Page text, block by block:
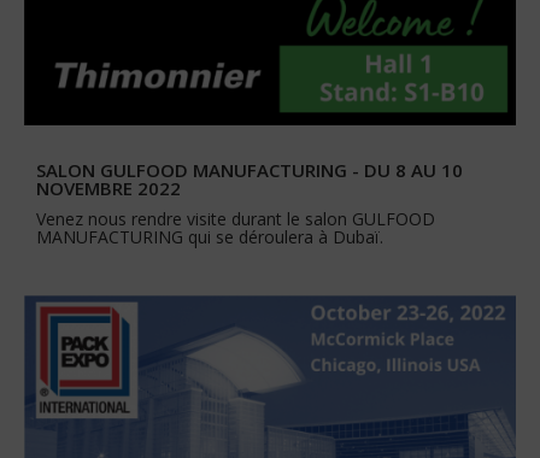
SALON GULFOOD MANUFACTURING - DU 8 AU 10
NOVEMBRE 2022
Venez nous rendre visite durant le salon GULFOOD
MANUFACTURING qui se déroulera à Dubaï.